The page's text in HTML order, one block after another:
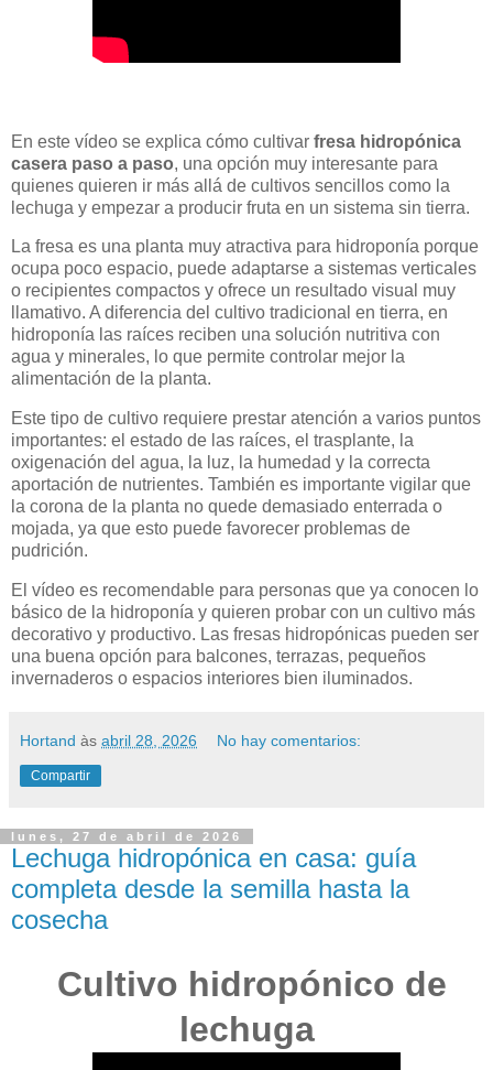
En este vídeo se explica cómo cultivar fresa hidropónica
casera paso a paso, una opción muy interesante para
quienes quieren ir más allá de cultivos sencillos como la
lechuga y empezar a producir fruta en un sistema sin tierra.
La fresa es una planta muy atractiva para hidroponía porque
ocupa poco espacio, puede adaptarse a sistemas verticales
o recipientes compactos y ofrece un resultado visual muy
llamativo. A diferencia del cultivo tradicional en tierra, en
hidroponía las raíces reciben una solución nutritiva con
agua y minerales, lo que permite controlar mejor la
alimentación de la planta.
Este tipo de cultivo requiere prestar atención a varios puntos
importantes: el estado de las raíces, el trasplante, la
oxigenación del agua, la luz, la humedad y la correcta
aportación de nutrientes. También es importante vigilar que
la corona de la planta no quede demasiado enterrada o
mojada, ya que esto puede favorecer problemas de
pudrición.
El vídeo es recomendable para personas que ya conocen lo
básico de la hidroponía y quieren probar con un cultivo más
decorativo y productivo. Las fresas hidropónicas pueden ser
una buena opción para balcones, terrazas, pequeños
invernaderos o espacios interiores bien iluminados.
Hortand às abril 28, 2026 No hay comentarios:
Compartir
lunes, 27 de abril de 2026
Lechuga hidropónica en casa: guía
completa desde la semilla hasta la
cosecha
Cultivo hidropónico de
lechuga